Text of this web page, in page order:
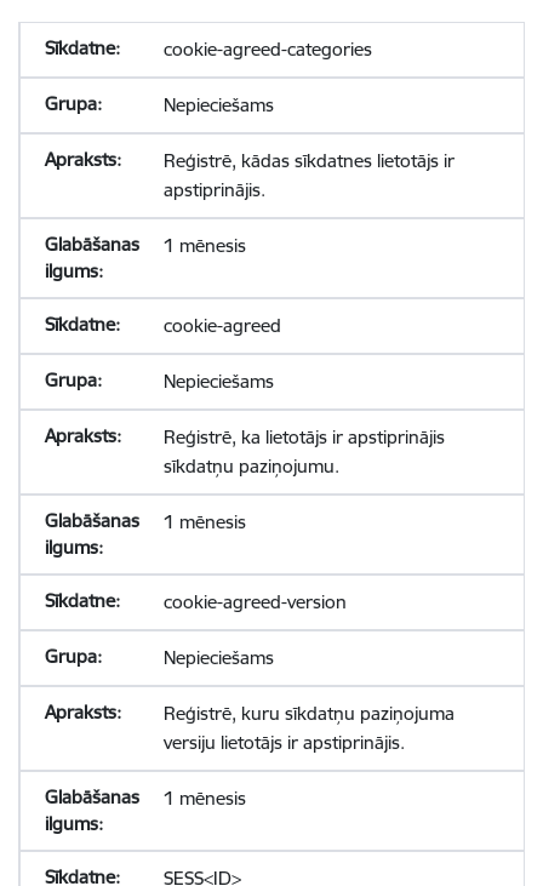
cookie-agreed-categories
Nepieciešams
Reģistrē, kādas sīkdatnes lietotājs ir
apstiprinājis.
1 mēnesis
cookie-agreed
Nepieciešams
Reģistrē, ka lietotājs ir apstiprinājis
sīkdatņu paziņojumu.
1 mēnesis
cookie-agreed-version
Nepieciešams
Reģistrē, kuru sīkdatņu paziņojuma
versiju lietotājs ir apstiprinājis.
1 mēnesis
SESS<ID>